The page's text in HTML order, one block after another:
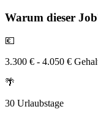
Warum dieser
💶
3.300 € - 4.050 €
🌴
30 Urlaubstage